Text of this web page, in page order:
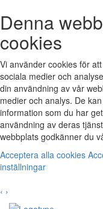
Denna
cookies
Vi använder cookies för
sociala medier och
din användning av vår
medier och analys. De
information som du har
användning av deras
webbplats godkänner du
Acceptera alla cookies
inställningar
‹ ›